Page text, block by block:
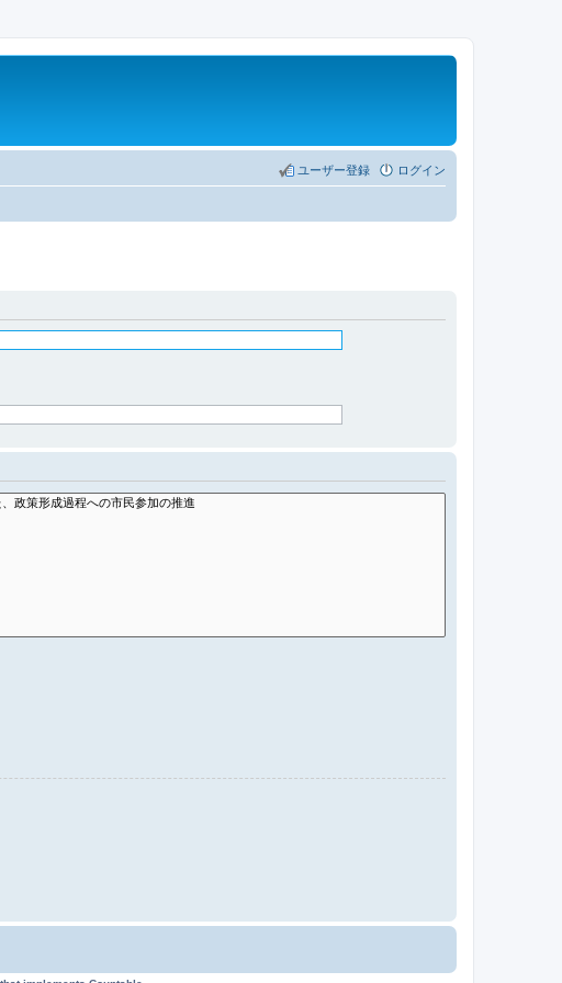
ログイン
ユーザー登録